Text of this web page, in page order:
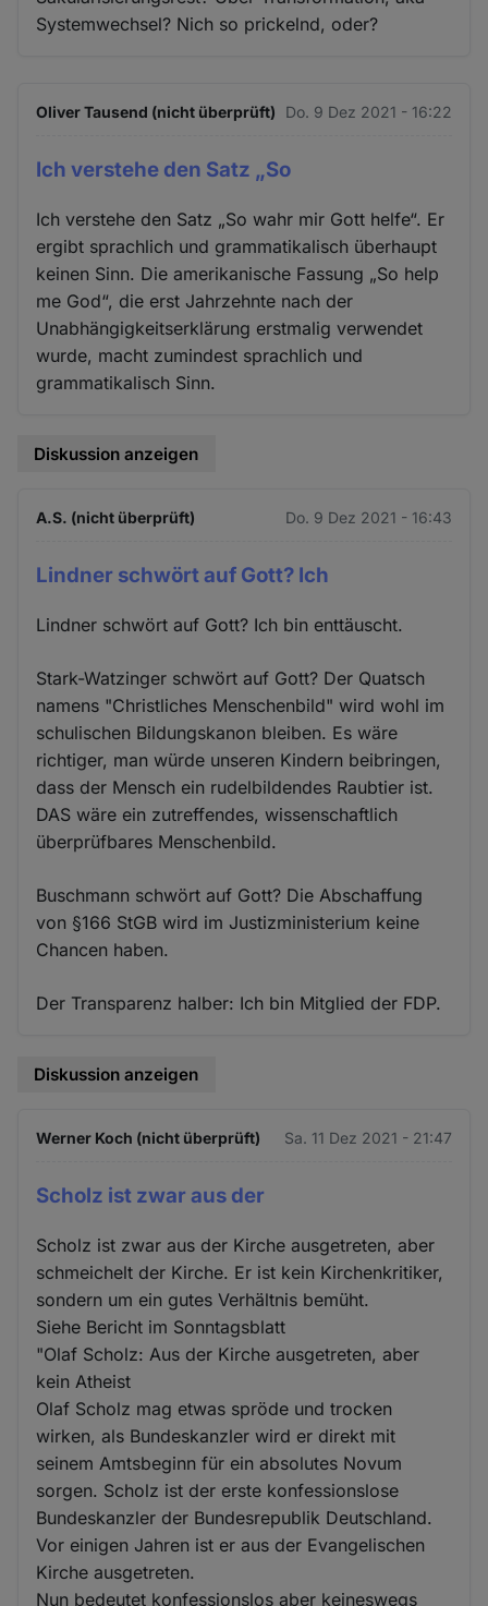
Systemwechsel? Nich so prickelnd, oder?
Oliver Tausend (nicht überprüft) Do. 9 Dez 2021 - 16:22
Ich verstehe den Satz „So
Ich verstehe den Satz „So wahr mir Gott helfe“. Er
ergibt sprachlich und grammatikalisch überhaupt
keinen Sinn. Die amerikanische Fassung „So help
me God“, die erst Jahrzehnte nach der
Unabhängigkeitserklärung erstmalig verwendet
wurde, macht zumindest sprachlich und
grammatikalisch Sinn.
Diskussion anzeigen
A.S. (nicht überprüft) Do. 9 Dez 2021 - 16:43
Lindner schwört auf Gott? Ich
Lindner schwört auf Gott? Ich bin enttäuscht.
Stark-Watzinger schwört auf Gott? Der Quatsch
namens "Christliches Menschenbild" wird wohl im
schulischen Bildungskanon bleiben. Es wäre
richtiger, man würde unseren Kindern beibringen,
dass der Mensch ein rudelbildendes Raubtier ist.
DAS wäre ein zutreffendes, wissenschaftlich
überprüfbares Menschenbild.
Buschmann schwört auf Gott? Die Abschaffung
von §166 StGB wird im Justizministerium keine
Chancen haben.
Der Transparenz halber: Ich bin Mitglied der FDP.
Diskussion anzeigen
Werner Koch (nicht überprüft) Sa. 11 Dez 2021 - 21:47
Scholz ist zwar aus der
Scholz ist zwar aus der Kirche ausgetreten, aber
schmeichelt der Kirche. Er ist kein Kirchenkritiker,
sondern um ein gutes Verhältnis bemüht.
Siehe Bericht im Sonntagsblatt
"Olaf Scholz: Aus der Kirche ausgetreten, aber
kein Atheist
Olaf Scholz mag etwas spröde und trocken
wirken, als Bundeskanzler wird er direkt mit
seinem Amtsbeginn für ein absolutes Novum
sorgen. Scholz ist der erste konfessionslose
Bundeskanzler der Bundesrepublik Deutschland.
Vor einigen Jahren ist er aus der Evangelischen
Kirche ausgetreten.
Nun bedeutet konfessionslos aber keineswegs